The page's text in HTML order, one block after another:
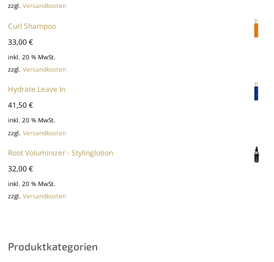
war:
77,40 €
zzgl.Versandkosten
Curl Shampoo
33,00€
inkl. 20 % MwSt.
zzgl.Versandkosten
Hydrate Leave In
41,50€
inkl. 20 % MwSt.
zzgl.Versandkosten
Root Voluminizer - Stylinglotion
32,00€
inkl. 20 % MwSt.
zzgl.Versandkosten
Produktkategorien